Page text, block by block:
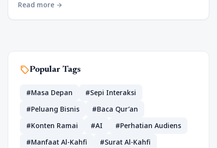
Read more arrow_forward
sellPopular Tags
#Masa Depan
#Sepi Interaksi
#Peluang Bisnis
#Baca Qur’an
#Konten Ramai
#AI
#Perhatian Audiens
#Manfaat Al-Kahfi
#Surat Al-Kahfi